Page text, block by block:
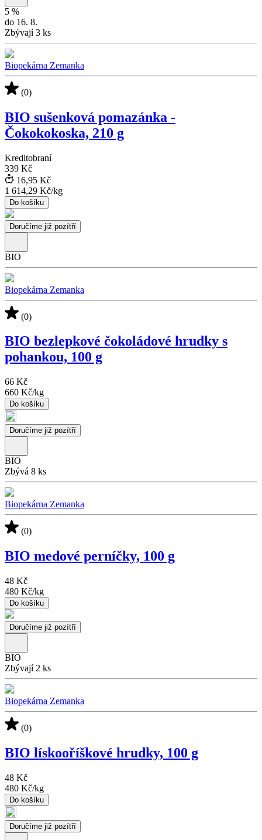
5 %
do 16. 8.
Zbývají 3 ks
Biopekárna Zemanka
(0)
BIO sušenková pomazánka -
Čokokokoska, 210 g
Kreditobraní
339 Kč
16,95 Kč
1 614,29 Kč/kg
Do košíku
Doručíme již pozítří
BIO
Biopekárna Zemanka
(0)
BIO bezlepkové čokoládové hrudky s
pohankou, 100 g
66 Kč
660 Kč/kg
Do košíku
Doručíme již pozítří
BIO
Zbývá 8 ks
Biopekárna Zemanka
(0)
BIO medové perníčky, 100 g
48 Kč
480 Kč/kg
Do košíku
Doručíme již pozítří
BIO
Zbývají 2 ks
Biopekárna Zemanka
(0)
BIO lískooříškové hrudky, 100 g
48 Kč
480 Kč/kg
Do košíku
Doručíme již pozítří